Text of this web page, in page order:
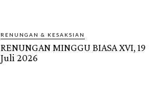
RENUNGAN & KESAKSIAN
RENUNGAN MINGGU BIASA XVI, 19
Juli 2026